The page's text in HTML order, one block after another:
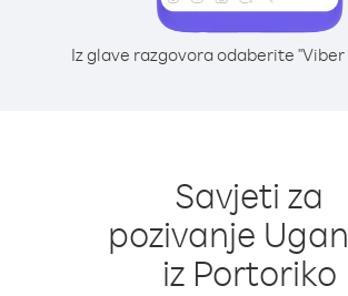
Iz glave razgovora odaberite
Savjeti za
pozivanje
iz Portoriko